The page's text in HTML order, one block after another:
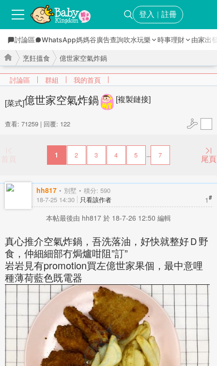
登入 ｜ 註冊
討論區 WhatsApp媽媽谷廣告查詢吹水玩樂 時事理財 由家出
討論區 群組 我的首頁
烹飪搵食 億世家空氣炸鍋
查看: 71259 | 回覆: 122
[菜式]億世家空氣炸鍋 [複製鏈接]
首頁 1 2 3 4 5 ... 7 尾頁
hh817 別墅 積分: 590
1#
18-7-25 14:30 只看該作者
本帖最後由 hh817 於 18-7-26 12:50 編輯
真心推介空氣炸鍋，吾洗落油，好快就整好Ｄ野
食，仲細細部冇焗爐咁阻 ”訂”
岩岩見有promotion買左億世家果個，最中意哩
種薄荷藍色既電器